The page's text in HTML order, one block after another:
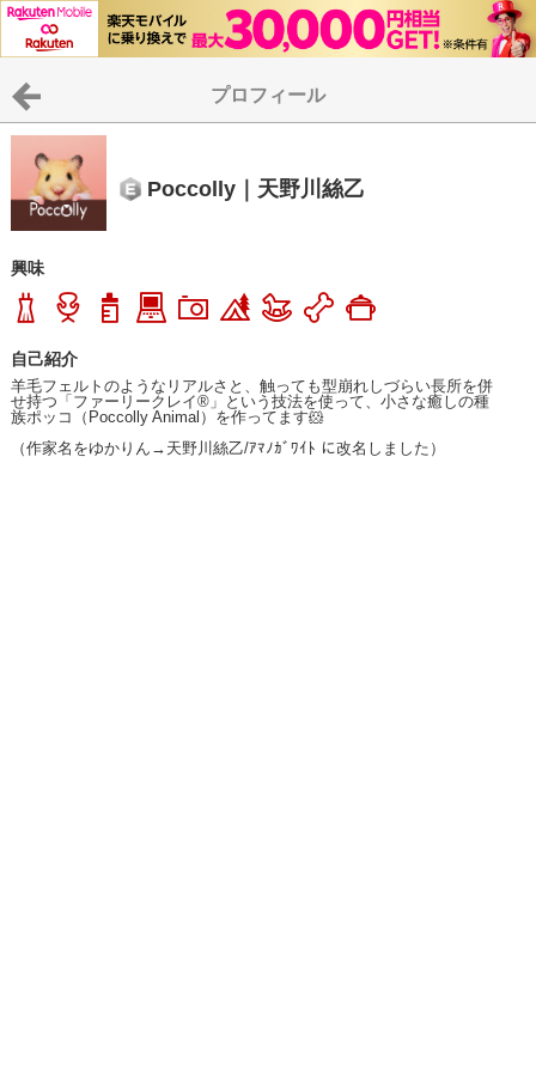
プロフィール
Poccolly｜天野川絲乙
興味
自己紹介
羊毛フェルトのようなリアルさと、触っても型崩れしづらい長所を併
せ持つ「ファーリークレイ®」という技法を使って、小さな癒しの種
族ポッコ（Poccolly Animal）を作ってます🐹
（作家名をゆかりん→天野川絲乙/ｱﾏﾉｶﾞﾜｲﾄ に改名しました）